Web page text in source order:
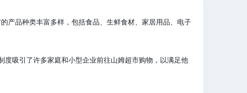
产品种类丰富多样，包括食品、生鲜食材、家居用品、电子
吸引了许多家庭和小型企业前往山姆超市购物，以满足他